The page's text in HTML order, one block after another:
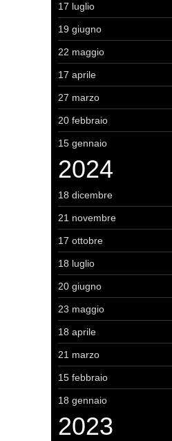
17 luglio
19 giugno
22 maggio
17 aprile
27 marzo
20 febbraio
15 gennaio
2024
18 dicembre
21 novembre
17 ottobre
18 luglio
20 giugno
23 maggio
18 aprile
21 marzo
15 febbraio
18 gennaio
2023